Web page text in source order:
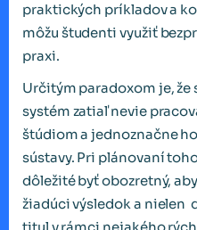
praktických príkladov a
môžu študenti využiť
praxi.
Určitým paradoxom je, že
systém zatiaľ nevie
štúdiom a jednoznačne
sústavy. Pri plánovaní
dôležité byť obozretný,
žiadúci výsledok a nielen